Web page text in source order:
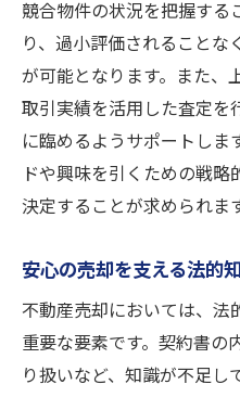
競合物件の状況を把握する
り、過小評価されることな
が可能となります。また、
取引実績を活用した査定を
に臨めるようサポートしま
ドや興味を引くための戦
決定することが求められます
安心の売却を支える法的
不動産売却においては、法
重要な要素です。契約書の
り扱いなど、知識が不足し